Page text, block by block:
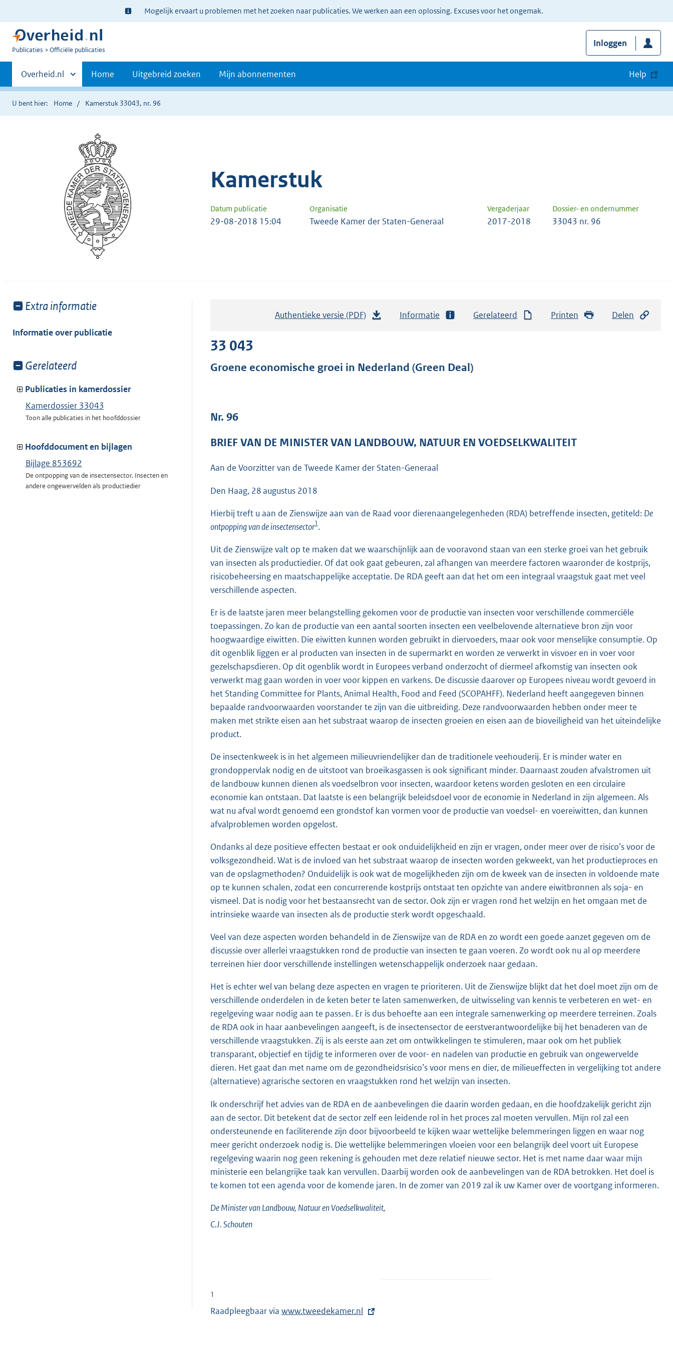
Ter
informatie:
Mogelijk ervaart u problemen met het zoeken naar publicaties. We werken aan een oplossing. Excuses voor het ongemak.
U
Publicaties Officiële publicaties
Inloggen
Primaire
navigatie
Andere
sites
binnen
Overheid.nl Home Uitgebreid zoeken Mijn abonnementen Help
U bent hier: Home Kamerstuk 33043, nr. 96
Kamerstuk
Datum publicatie Organisatie Vergaderjaar Dossier- en ondernummer
29-08-2018 15:04 Tweede Kamer der Staten-Generaal 2017-2018 33043 nr. 96
Toon
van:
Extra informatie
Informatie over publicatie
Toon
van:
Gerelateerd
Publicaties in kamerdossier
Kamerdossier 33043
Toon alle publicaties in het hoofddossier
Hoofddocument en bijlagen
Bijlage 853692
De ontpopping van de insectensector. Insecten en
andere ongewervelden als productiedier
Authentieke versie (PDF)
a
r
o
:
Informatie Gerelateerd Printen Delen
33 043
Groene economische groei in Nederland (Green Deal)
Nr. 96
BRIEF VAN DE MINISTER VAN LANDBOUW, NATUUR EN VOEDSELKWALITEIT
Aan de Voorzitter van de Tweede Kamer der Staten-Generaal
Den Haag, 28 augustus 2018
Hierbij treft u aan de Zienswijze aan van de Raad voor dierenaangelegenheden (RDA) betreffende insecten, getiteld: De
ontpopping van de insectensector1.
Uit de Zienswijze valt op te maken dat we waarschijnlijk aan de vooravond staan van een sterke groei van het gebruik
van insecten als productiedier. Of dat ook gaat gebeuren, zal afhangen van meerdere factoren waaronder de kostprijs,
risicobeheersing en maatschappelijke acceptatie. De RDA geeft aan dat het om een integraal vraagstuk gaat met veel
verschillende aspecten.
Er is de laatste jaren meer belangstelling gekomen voor de productie van insecten voor verschillende commerciële
toepassingen. Zo kan de productie van een aantal soorten insecten een veelbelovende alternatieve bron zijn voor
hoogwaardige eiwitten. Die eiwitten kunnen worden gebruikt in diervoeders, maar ook voor menselijke consumptie. Op
dit ogenblik liggen er al producten van insecten in de supermarkt en worden ze verwerkt in visvoer en in voer voor
gezelschapsdieren. Op dit ogenblik wordt in Europees verband onderzocht of diermeel afkomstig van insecten ook
verwerkt mag gaan worden in voer voor kippen en varkens. De discussie daarover op Europees niveau wordt gevoerd in
het Standing Committee for Plants, Animal Health, Food and Feed (SCOPAHFF). Nederland heeft aangegeven binnen
bepaalde randvoorwaarden voorstander te zijn van die uitbreiding. Deze randvoorwaarden hebben onder meer te
maken met strikte eisen aan het substraat waarop de insecten groeien en eisen aan de bioveiligheid van het uiteindelijke
product.
De insectenkweek is in het algemeen milieuvriendelijker dan de traditionele veehouderij. Er is minder water en
grondoppervlak nodig en de uitstoot van broeikasgassen is ook significant minder. Daarnaast zouden afvalstromen uit
de landbouw kunnen dienen als voedselbron voor insecten, waardoor ketens worden gesloten en een circulaire
economie kan ontstaan. Dat laatste is een belangrijk beleidsdoel voor de economie in Nederland in zijn algemeen. Als
wat nu afval wordt genoemd een grondstof kan vormen voor de productie van voedsel- en voereiwitten, dan kunnen
afvalproblemen worden opgelost.
Ondanks al deze positieve effecten bestaat er ook onduidelijkheid en zijn er vragen, onder meer over de risico’s voor de
volksgezondheid. Wat is de invloed van het substraat waarop de insecten worden gekweekt, van het productieproces en
van de opslagmethoden? Onduidelijk is ook wat de mogelijkheden zijn om de kweek van de insecten in voldoende mate
op te kunnen schalen, zodat een concurrerende kostprijs ontstaat ten opzichte van andere eiwitbronnen als soja- en
vismeel. Dat is nodig voor het bestaansrecht van de sector. Ook zijn er vragen rond het welzijn en het omgaan met de
intrinsieke waarde van insecten als de productie sterk wordt opgeschaald.
Veel van deze aspecten worden behandeld in de Zienswijze van de RDA en zo wordt een goede aanzet gegeven om de
discussie over allerlei vraagstukken rond de productie van insecten te gaan voeren. Zo wordt ook nu al op meerdere
terreinen hier door verschillende instellingen wetenschappelijk onderzoek naar gedaan.
Het is echter wel van belang deze aspecten en vragen te prioriteren. Uit de Zienswijze blijkt dat het doel moet zijn om de
verschillende onderdelen in de keten beter te laten samenwerken, de uitwisseling van kennis te verbeteren en wet- en
regelgeving waar nodig aan te passen. Er is dus behoefte aan een integrale samenwerking op meerdere terreinen. Zoals
de RDA ook in haar aanbevelingen aangeeft, is de insectensector de eerstverantwoordelijke bij het benaderen van de
verschillende vraagstukken. Zij is als eerste aan zet om ontwikkelingen te stimuleren, maar ook om het publiek
transparant, objectief en tijdig te informeren over de voor- en nadelen van productie en gebruik van ongewervelde
dieren. Het gaat dan met name om de gezondheidsrisico’s voor mens en dier, de milieueffecten in vergelijking tot andere
(alternatieve) agrarische sectoren en vraagstukken rond het welzijn van insecten.
Ik onderschrijf het advies van de RDA en de aanbevelingen die daarin worden gedaan, en die hoofdzakelijk gericht zijn
aan de sector. Dit betekent dat de sector zelf een leidende rol in het proces zal moeten vervullen. Mijn rol zal een
ondersteunende en faciliterende zijn door bijvoorbeeld te kijken waar wettelijke belemmeringen liggen en waar nog
meer gericht onderzoek nodig is. Die wettelijke belemmeringen vloeien voor een belangrijk deel voort uit Europese
regelgeving waarin nog geen rekening is gehouden met deze relatief nieuwe sector. Het is met name daar waar mijn
ministerie een belangrijke taak kan vervullen. Daarbij worden ook de aanbevelingen van de RDA betrokken. Het doel is
te komen tot een agenda voor de komende jaren. In de zomer van 2019 zal ik uw Kamer over de voortgang informeren.
De Minister van Landbouw, Natuur en Voedselkwaliteit,
C.J.Schouten
1
Raadpleegbaar via E
www.tweedekamer.nl